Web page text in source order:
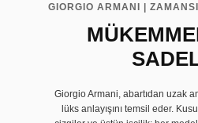
GIORGIO ARMANI |
Giorgio Armani, abartıdan uzak
lüks anlayışını temsil eder.